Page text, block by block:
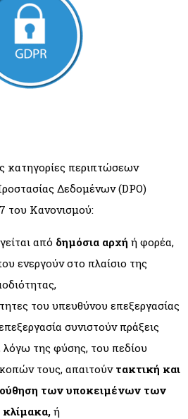
κατηγορίες περιπτώσεων
Δεδομένων (DPO)
του Κανονισμού:
από δημόσια αρχή ή φορέα,
ενεργούν στο πλαίσιο της
του υπευθύνου επεξεργασίας
συνιστούν πράξεις
λόγω της φύσης, του πεδίου
τους, απαιτούν τακτική και
των υποκειμένων των
ή